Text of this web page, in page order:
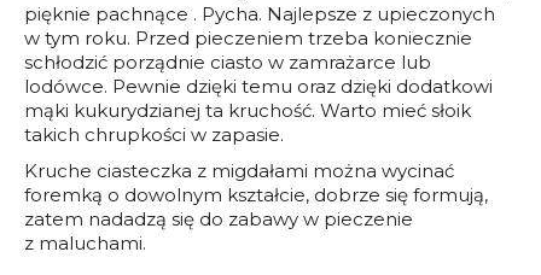
pięknie pachnące . Pycha. Najlepsze z upieczonych
w tym roku. Przed pieczeniem trzeba koniecznie
schłodzić porządnie ciasto w zamrażarce lub
lodówce. Pewnie dzięki temu oraz dzięki dodatkowi
mąki kukurydzianej ta kruchość. Warto mieć słoik
takich chrupkości w zapasie.
Kruche ciasteczka z migdałami można wycinać
foremką o dowolnym kształcie, dobrze się formują,
zatem nadadzą się do zabawy w pieczenie
z maluchami.